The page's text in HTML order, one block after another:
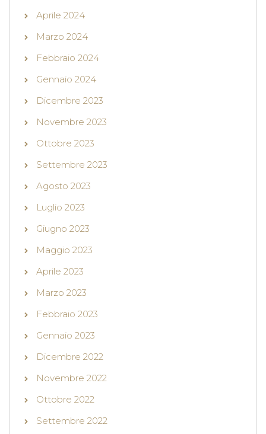
Aprile 2024
Marzo 2024
Febbraio 2024
Gennaio 2024
Dicembre 2023
Novembre 2023
Ottobre 2023
Settembre 2023
Agosto 2023
Luglio 2023
Giugno 2023
Maggio 2023
Aprile 2023
Marzo 2023
Febbraio 2023
Gennaio 2023
Dicembre 2022
Novembre 2022
Ottobre 2022
Settembre 2022